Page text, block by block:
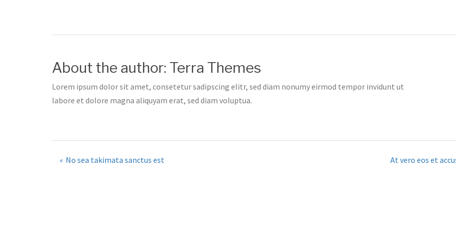
About the author: Terra Themes
Lorem ipsum dolor sit amet, consetetur sadipscing elitr, sed diam nonumy eirmod tempor invidunt ut
labore et dolore magna aliquyam erat, sed diam voluptua.
Post
No sea takimata sanctus est At vero eos et